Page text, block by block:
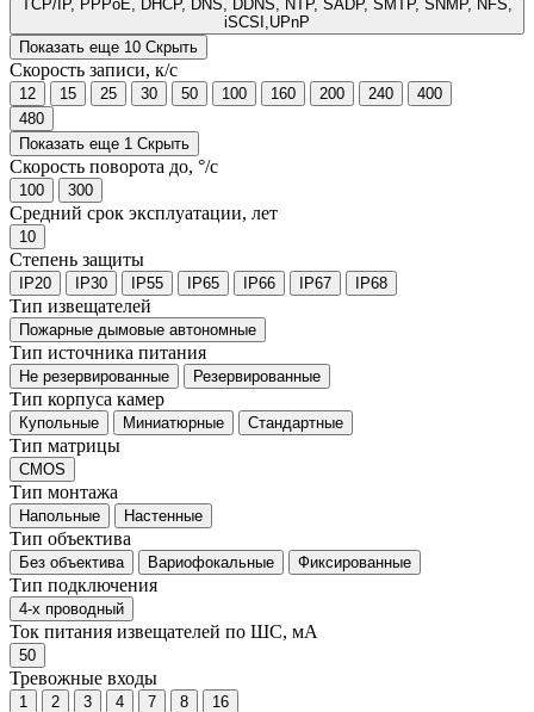
TCP/IP, PPPoE, DHCP, DNS, DDNS, NTP, SADP, SMTP, SNMP, NFS,
iSCSI,UPnP
Показать еще 10 Скрыть
Скорость записи, к/с
12 15 25 30 50 100 160 200 240
400
480
Показать еще 1 Скрыть
Скорость поворота до, °/с
100 300
Средний срок эксплуатации, лет
10
Степень защиты
IP20 IP30 IP55 IP65 IP66 IP67 IP68
Тип извещателей
Пожарные дымовые автономные
Тип источника питания
Не резервированные Резервированные
Тип корпуса камер
Купольные Миниатюрные Стандартные
Тип матрицы
CMOS
Тип монтажа
Напольные Настенные
Тип объектива
Без объектива Вариофокальные Фиксированные
Тип подключения
4-х проводный
Ток питания извещателей по ШС, мА
50
Тревожные входы
1 2 3 4 7 8 16